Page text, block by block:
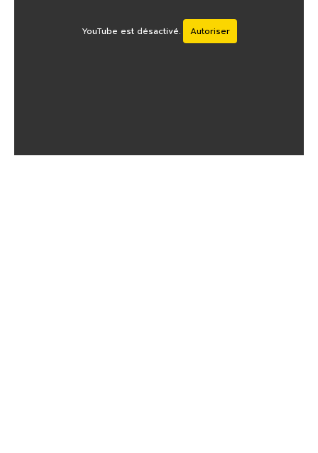
YouTube est désactivé. Autoriser